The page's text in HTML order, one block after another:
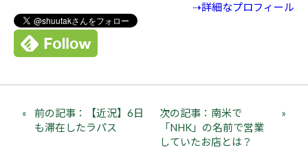
⇢詳細なプロフィール
前の記事：【近況】6日
も滞在したラパス
次の記事：南米で
「NHK」の名前で営業
していたお店とは？